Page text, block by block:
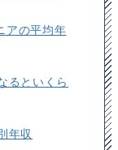
アの平均年
るといくら
年収